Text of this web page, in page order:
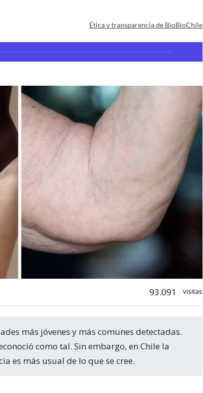
Ética y transparencia de BioBioChile
93.091 visitas
como tal. Sin embargo, en Chile la
es más usual de lo que se cree.